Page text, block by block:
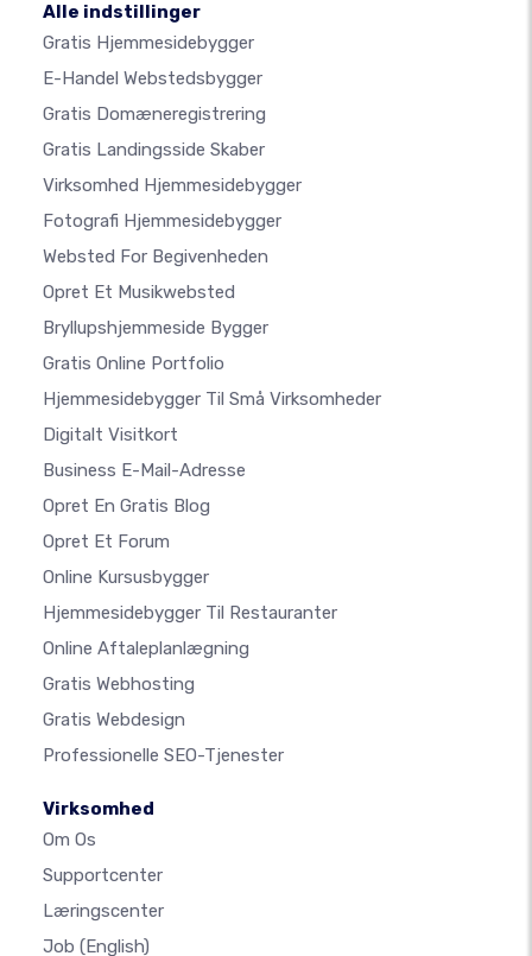
Alle indstillinger
Gratis Hjemmesidebygger
E-Handel Webstedsbygger
Gratis Domæneregistrering
Gratis Landingsside Skaber
Virksomhed Hjemmesidebygger
Fotografi Hjemmesidebygger
Websted For Begivenheden
Opret Et Musikwebsted
Bryllupshjemmeside Bygger
Gratis Online Portfolio
Hjemmesidebygger Til Små Virksomheder
Digitalt Visitkort
Business E-Mail-Adresse
Opret En Gratis Blog
Opret Et Forum
Online Kursusbygger
Hjemmesidebygger Til Restauranter
Online Aftaleplanlægning
Gratis Webhosting
Gratis Webdesign
Professionelle SEO-Tjenester
Virksomhed
Om Os
Supportcenter
Læringscenter
Job (English)